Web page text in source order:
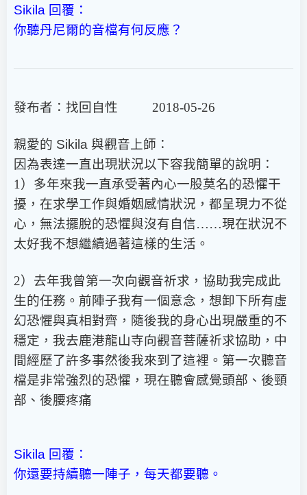
Sikila 回覆：
你聽丹尼爾的音檔有何反應？
發布者：找回自性 2018-05-26
親愛的 Sikila 與觀音上師：
因為表達一直出現狀況以下容我簡單的說明：
1）多年來我一直承受著內心一股莫名的恐懼干
擾，在求學工作與婚姻感情狀況，都呈現力不從
心，無法擺脫的恐懼與沒有自信……現在狀況不
太好我不想繼續過著這樣的生活。
2）去年我曾第一次向觀音祈求，協助我完成此
生的任務。前陣子我有一個意念，想卸下所有虛
幻恐懼與真相對齊，隨後我的身心出現嚴重的不
穩定，我去鹿港龍山寺向觀音菩薩祈求協助，中
間經歷了許多事然後我來到了這裡。第一次聽音
檔是非常強烈的恐懼，現在聽會感覺頭部、後頸
部、後腰疼痛
Sikila 回覆：
你還要持續聽一陣子，每天都要聽。